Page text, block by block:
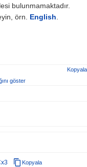
bulunmamaktadır.
örn. English
Kopyala
göster
Kopyala